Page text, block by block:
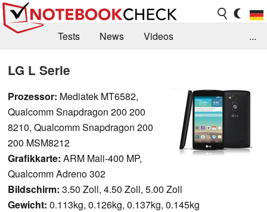
Tests News
Videos
Jobs
Forum
...
LG L Serie
Prozessor: Mediatek MT6582,
Qualcomm Snapdragon 200 200
8210, Qualcomm Snapdragon 200
200 MSM8212
Grafikkarte: ARM Mali-400 MP,
Qualcomm Adreno 302
Bildschirm: 3.50 Zoll, 4.50 Zoll, 5.00 Zoll
Gewicht: 0.113kg, 0.126kg, 0.137kg, 0.145kg